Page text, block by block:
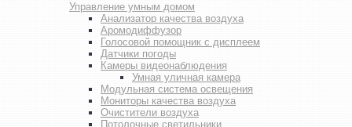
Управление умным домом
Анализатор качества воздуха
Аромодиффузор
Голосовой помощник с дисплеем
Датчики погоды
Камеры видеонаблюдения
Умная уличная камера
Модульная система освещения
Мониторы качества воздуха
Очистители воздуха
Потолочные светильники